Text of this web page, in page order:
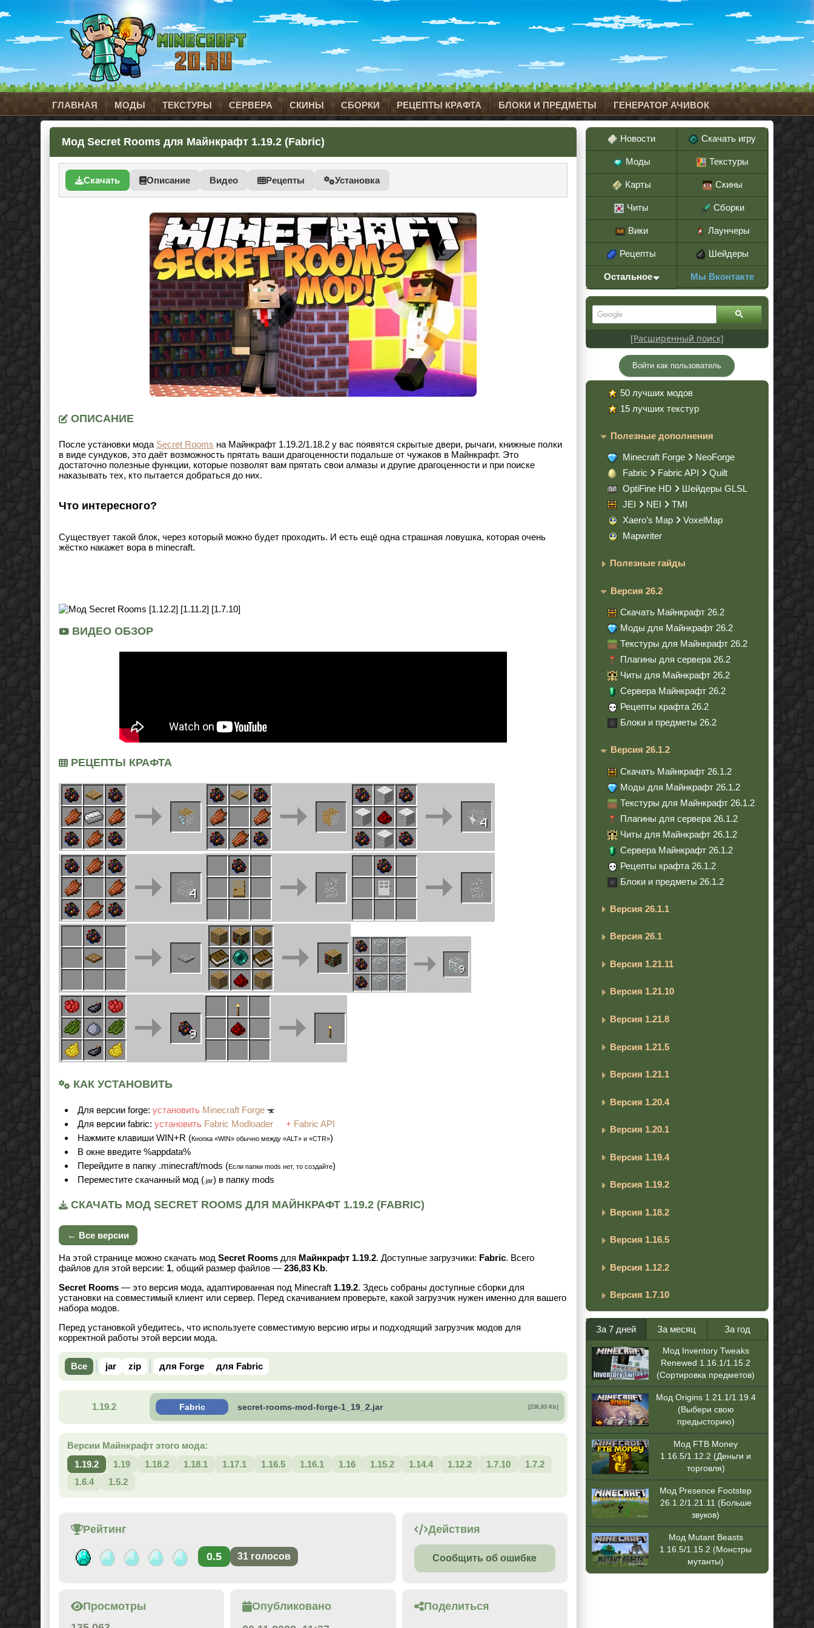
ГЛАВНАЯ МОДЫ ТЕКСТУРЫ СЕРВЕРА СКИНЫ СБОРКИ РЕЦЕПТЫ КРАФТА БЛОКИ И ПРЕДМЕТЫ ГЕНЕРАТОР АЧИВОК
Мод Secret Rooms для Майнкрафт 1.19.2 (Fabric)
Скачать Описание Видео Рецепты Установка
ОПИСАНИЕ
После установки мода Secret Rooms на Майнкрафт 1.19.2/1.18.2 у вас появятся скрытые двери, рычаги, книжные полки
в виде сундуков, это даёт возможность прятать ваши драгоценности подальше от чужаков в Майнкрафт. Это
достаточно полезные функции, которые позволят вам прятать свои алмазы и другие драгоценности и при поиске
наказывать тех, кто пытается добраться до них.
Что интересного?
Существует такой блок, через который можно будет проходить. И есть ещё одна страшная ловушка, которая очень
жёстко накажет вора в minecraft.
ВИДЕО ОБЗОР
РЕЦЕПТЫ КРАФТА
КАК УСТАНОВИТЬ
Для версии forge: установить Minecraft Forge
Для версии fabric: установить Fabric Modloader + Fabric API
Нажмите клавиши WIN+R (Кнопка «WIN» обычно между «ALT» и «CTR»)
В окне введите %appdata%
Перейдите в папку .minecraft/mods (Если папки mods нет, то создайте)
Переместите скачанный мод ( .jar) в папку mods
СКАЧАТЬ МОД SECRET ROOMS ДЛЯ МАЙНКРАФТ 1.19.2 (FABRIC)
← Все версии
На этой странице можно скачать мод Secret Rooms для Майнкрафт 1.19.2. Доступные загрузчики: Fabric. Всего
файлов для этой версии: 1, общий размер файлов — 236,83 Kb.
Secret Rooms — это версия мода, адаптированная под Minecraft 1.19.2. Здесь собраны доступные сборки для
установки на совместимый клиент или сервер. Перед скачиванием проверьте, какой загрузчик нужен именно для вашего
набора модов.
Перед установкой убедитесь, что используете совместимую версию игры и подходящий загрузчик модов для
корректной работы этой версии мода.
Все jar zip для Forge для Fabric
1.19.2 Fabric secret-rooms-mod-forge-1_19_2.jar [236,83 Kb]
Версии Майнкрафт этого мода:
1.19.2
1.19 1.18.2 1.18.1 1.17.1 1.16.5 1.16.1 1.16 1.15.2 1.14.4 1.12.2 1.7.10
1.7.2
1.6.4
1.5.2
Рейтинг
0.5 31 голосов
Действия
Сообщить об ошибке
Просмотры
Опубликовано
Поделиться
Новости Скачать игру
Моды Текстуры
Карты Скины
Читы Сборки
Вики Лаунчеры
Рецепты Шейдеры
Остальное Мы Вконтакте
[Расширенный поиск]
Войти как пользователь
50 лучших модов
15 лучших текстур
Полезные дополнения
Minecraft Forge
NeoForge
Fabric
Fabric API
Quilt
OptiFine HD
Шейдеры GLSL
JEI
NEI
TMI
Xaero’s Map
VoxelMap
Mapwriter
Полезные гайды
Версия 26.2
Скачать Майнкрафт 26.2
Моды для Майнкрафт 26.2
Текстуры для Майнкрафт 26.2
Плагины для сервера 26.2
Читы для Майнкрафт 26.2
Сервера Майнкрафт 26.2
Рецепты крафта 26.2
Блоки и предметы 26.2
Версия 26.1.2
Скачать Майнкрафт 26.1.2
Моды для Майнкрафт 26.1.2
Текстуры для Майнкрафт 26.1.2
Плагины для сервера 26.1.2
Читы для Майнкрафт 26.1.2
Сервера Майнкрафт 26.1.2
Рецепты крафта 26.1.2
Блоки и предметы 26.1.2
Версия 26.1.1
Версия 26.1
Версия 1.21.11
Версия 1.21.10
Версия 1.21.8
Версия 1.21.5
Версия 1.21.1
Версия 1.20.4
Версия 1.20.1
Версия 1.19.4
Версия 1.19.2
Версия 1.18.2
Версия 1.16.5
Версия 1.12.2
Версия 1.7.10
За 7 дней За месяц За год
Мод Inventory Tweaks
Renewed 1.16.1/1.15.2
(Сортировка предметов)
Мод Origins 1.21.1/1.19.4
(Выбери свою
предысторию)
Мод FTB Money
1.16.5/1.12.2 (Деньги и
торговля)
Мод Presence Footstep
26.1.2/1.21.11 (Больше
звуков)
Мод Mutant Beasts
1.16.5/1.15.2 (Монстры
мутанты)